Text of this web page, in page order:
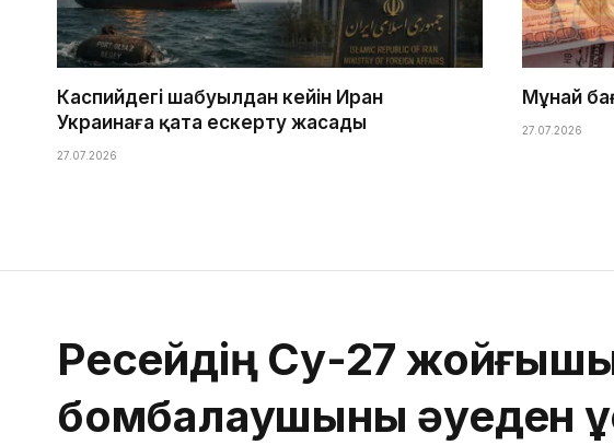
Каспийдегі шабуылдан кейін Иран
Украинаға қатаң ескерту жасады
27.07.2026
Мұнай
27.07.2026
Ресейдің Су-27
бомбалаушыны әуеден